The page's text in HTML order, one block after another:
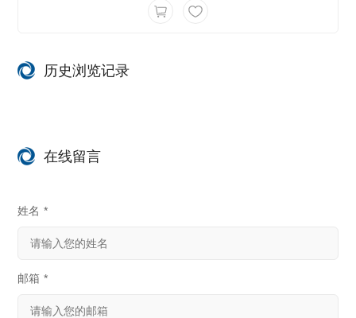
历史浏览记录
在线留言
姓名 *
邮箱 *